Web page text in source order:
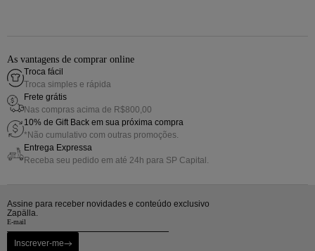
As vantagens de comprar online
Troca fácil
Troca simples e rápida
Frete grátis
Nas compras acima de R$800,00
10% de Gift Back em sua próxima compra
*Não cumulativo com outras promoções.
Entrega Expressa
Receba seu pedido em até 24h para SP Capital.
Assine para receber novidades e conteúdo exclusivo
Zapälla.
Inscrever-me